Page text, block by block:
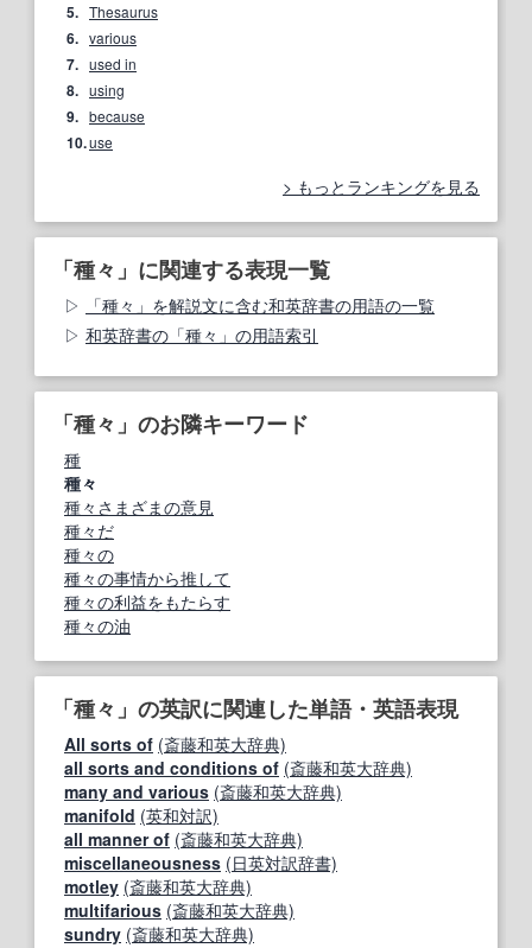
5. Thesaurus
6. various
7. used in
8. using
9. because
10.use
もっとランキングを見る
「種々」に関連する表現一覧
「種々」を解説文に含む和英辞書の用語の一覧
和英辞書の「種々」の用語索引
「種々」のお隣キーワード
種
種々
種々さまざまの意見
種々だ
種々の
種々の事情から推して
種々の利益をもたらす
種々の油
「種々」の英訳に関連した単語・英語表現
All sorts of (斎藤和英大辞典)
all sorts and conditions of (斎藤和英大辞典)
many and various (斎藤和英大辞典)
manifold (英和対訳)
all manner of (斎藤和英大辞典)
miscellaneousness (日英対訳辞書)
motley (斎藤和英大辞典)
multifarious (斎藤和英大辞典)
sundry (斎藤和英大辞典)